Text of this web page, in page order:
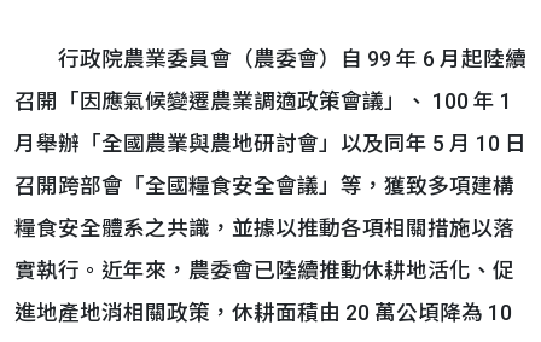
行政院農業委員會（農委會）自 99 年 6 月起陸續
召開「因應氣候變遷農業調適政策會議」、 100 年 1
月舉辦「全國農業與農地研討會」以及同年 5 月 10 日
召開跨部會「全國糧食安全會議」等，獲致多項建構
糧食安全體系之共識，並據以推動各項相關措施以落
實執行。近年來，農委會已陸續推動休耕地活化、促
進地產地消相關政策，休耕面積由 20 萬公頃降為 10